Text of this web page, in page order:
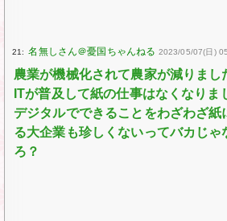
21: 2023/05/07(日)
農業が機械化されて農家が減りまし
ITが普及して紙の仕事はなくなりま
デジタルでできることをわざわざ紙
る大企業も珍しくないってバカじゃ
ろ？